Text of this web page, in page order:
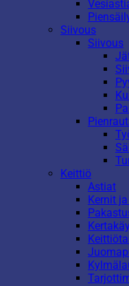
Siivous
Siivous
Keittiö
Astiat
Kernit